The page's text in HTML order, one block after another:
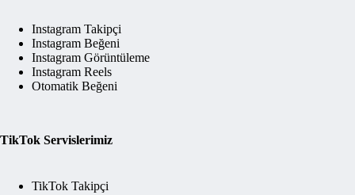
Instagram Takipçi
Instagram Beğeni
Instagram Görüntüleme
Instagram Reels
Otomatik Beğeni
TikTok Servislerimiz
TikTok Takipçi